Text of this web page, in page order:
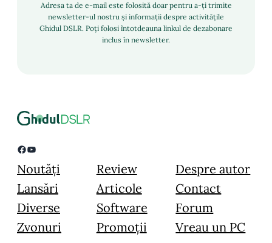
Adresa ta de e-mail este folosită doar pentru a-ți trimite
newsletter-ul nostru și informații despre activitățile
Ghidul DSLR. Poți folosi întotdeauna linkul de dezabonare
inclus în newsletter.
Facebook YouTube
Noutăți
Lansări
Diverse
Zvonuri
Review
Articole
Software
Promoții
Despre autor
Contact
Forum
Vreau un PC